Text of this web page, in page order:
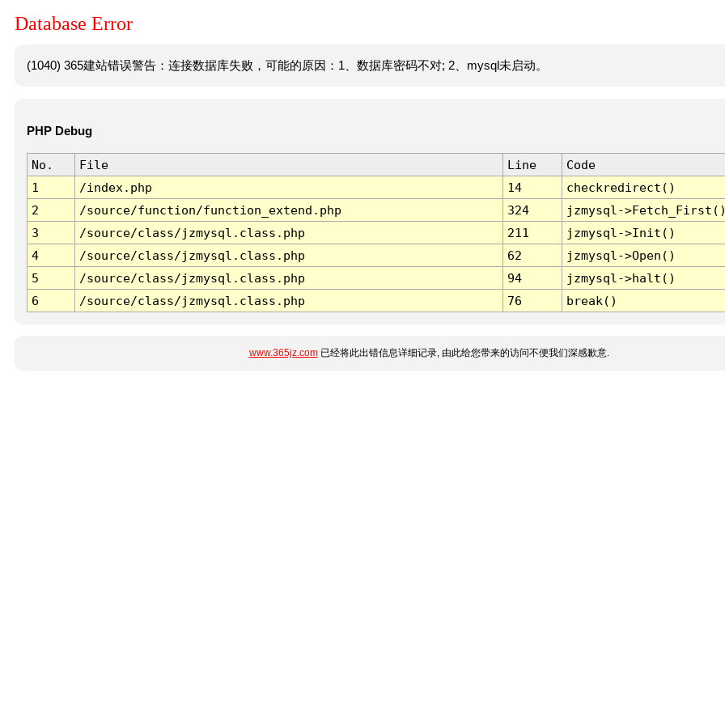
Database Error
(1040) 365建站错误警告：连接数据库失败，可能的原因：1、数据库密码不对; 2、mysql未启动。
PHP Debug
No. File Line
Code
1
/index.php 14
checkredirect()
2
/source/function/function_extend.php 324
jzmysql-
3
/source/class/jzmysql.class.php 211
jzmysql->Init()
4
/source/class/jzmysql.class.php 62
jzmysql->Open()
5
/source/class/jzmysql.class.php 94
jzmysql->halt()
6
/source/class/jzmysql.class.php 76 break()
www.365jz.com已经将此出错信息详细记录, 由此给您带来的访问不便我们深感歉意.